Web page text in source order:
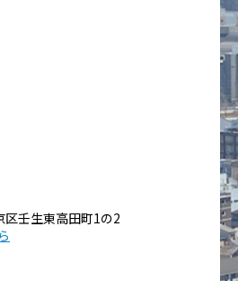
壬生東高田町1の2